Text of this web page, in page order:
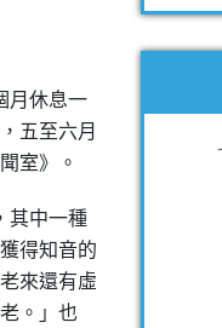
月休息一
五至六月
室》。
其中一種
得知音的
來還有虛
。」也